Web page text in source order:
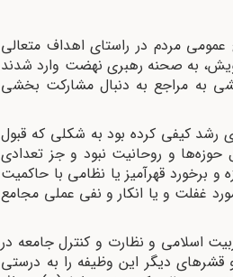
مردم در راستای اهداف متعالی
به صحنه رهبری نهضت وارد شدند
به مراجع به دنبال مشارکت ‌بخشی
رشد کیفی کرده بود به شکلی که قبول
و روحانیت نبود و جز تعدادی
و برخورد قهرآمیز یا نظامی با حاکمیت
غفلت و یا انکار و نفی عملی مجامع
اسلامی و نظارت و کنترل جامعه در
دیگر این وظیفه را به درستی